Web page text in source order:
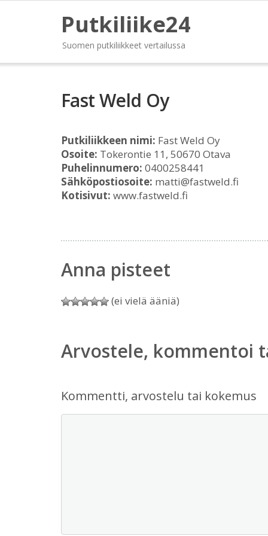
Putkiliike24
Suomen putkiliikkeet vertailussa
Fast Weld Oy
Putkiliikkeen nimi: Fast Weld Oy
Osoite: Tokerontie 11, 50670 Otava
Puhelinnumero: 0400258441
Sähköpostiosoite: matti@fastweld.fi
Kotisivut: www.fastweld.fi
Anna pisteet
(ei vielä ääniä)
Arvostele, kommentoi
Kommentti, arvostelu tai kokemus